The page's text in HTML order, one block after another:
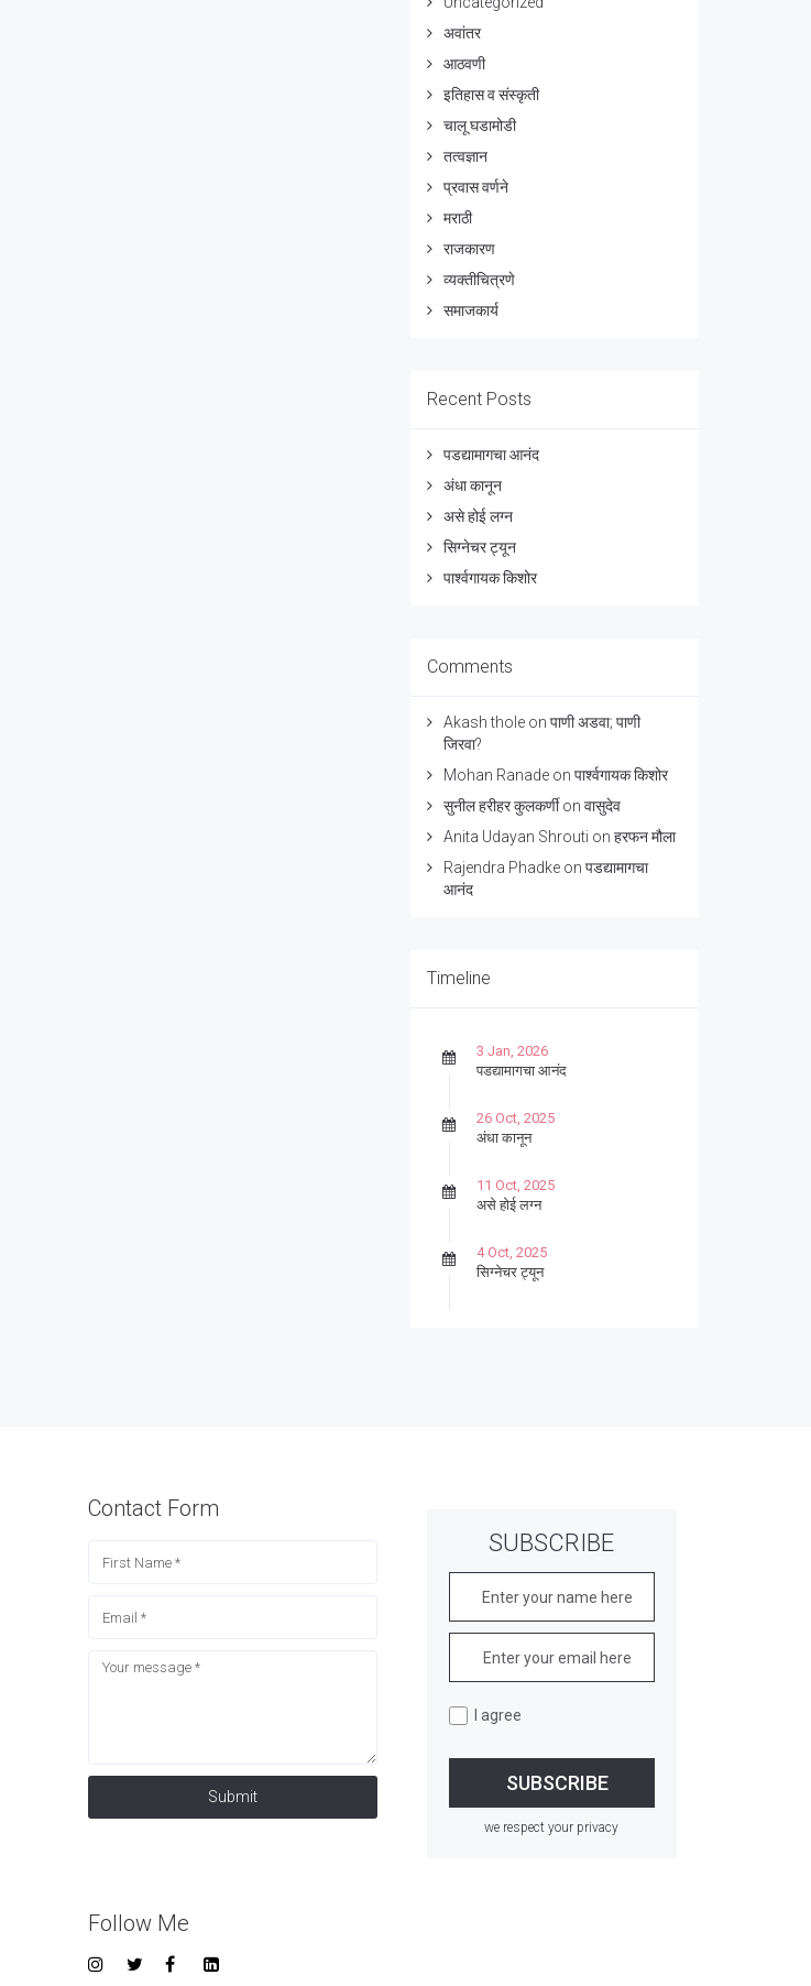
अवांतर
आठवणी
इतिहास व संस्कृती
चालू घडामोडी
तत्वज्ञान
प्रवास वर्णने
मराठी
राजकारण
व्यक्तीचित्रणे
समाजकार्य
Recent Posts
पडद्यामागचा आनंद
अंधा कानून
असे होई लग्न
सिग्नेचर ट्यून
पार्श्वगायक किशोर
Comments
Akash tholeon पाणी अडवा; पाणी
जिरवा?
Mohan Ranadeon पार्श्वगायक किशोर
सुनील हरीहर कुलकर्णीon वासुदेव
Anita Udayan Shrouti on हरफन मौला
Rajendra Phadkeon पडद्यामागचा
आनंद
Timeline
3 Jan, 2026
पडद्यामागचा आनंद
26 Oct, 2025
अंधा कानून
11 Oct, 2025
असे होई लग्न
4 Oct, 2025
सिग्नेचर ट्यून
Contact Form
Submit
SUBSCRIBE
I agree
we respect your privacy
Follow Me